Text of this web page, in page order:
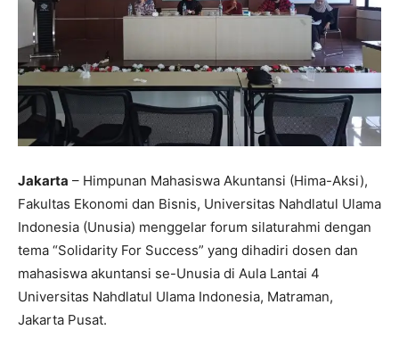
Jakarta – Himpunan Mahasiswa Akuntansi (Hima-Aksi),
Fakultas Ekonomi dan Bisnis, Universitas Nahdlatul Ulama
Indonesia (Unusia) menggelar forum silaturahmi dengan
tema “Solidarity For Success” yang dihadiri dosen dan
mahasiswa akuntansi se-Unusia di Aula Lantai 4
Universitas Nahdlatul Ulama Indonesia, Matraman,
Jakarta Pusat.